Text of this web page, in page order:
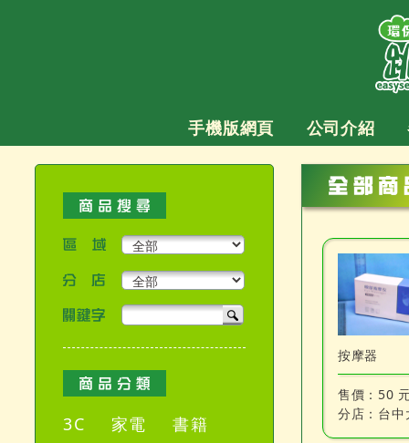
手機版網頁 公司介紹
區域
分店
關鍵字 產品搜尋
3C 家電
書籍
按摩器
售價： 50
分店： 台中